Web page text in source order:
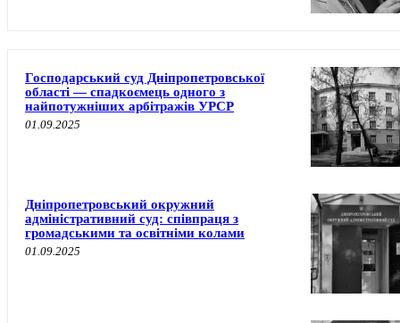
Господарський суд Дніпропетровської
області — спадкоємець одного з
найпотужніших арбітражів УРСР
01.09.2025
Дніпропетровський окружний
адміністративний суд: співпраця з
громадськими та освітніми колами
01.09.2025